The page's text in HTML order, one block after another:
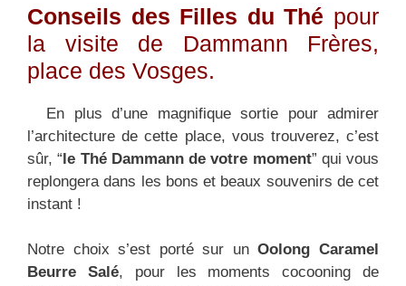
Conseils des Filles du Thé pour
la visite de Dammann Frères,
place des Vosges.
En plus d’une magnifique sortie pour admirer
l’architecture de cette place, vous trouverez, c’est
sûr, “le Thé Dammann de votre moment” qui vous
replongera dans les bons et beaux souvenirs de cet
instant !
Notre choix s’est porté sur unOolong Caramel
Beurre Salé, pour les moments cocooning de